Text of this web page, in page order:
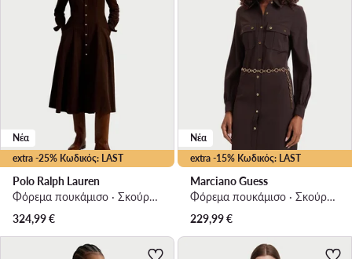
extra -25% Κωδικός: LAST
Νέα
Polo Ralph Lauren
Φόρεμα πουκάμισο · Σκούρο καφέ · Midi
324,99€
extra -15% Κωδικός: LAST
Νέα
Marciano Guess
Φόρεμα πουκάμισο · Σκούρο καφέ · Midi
229,99€